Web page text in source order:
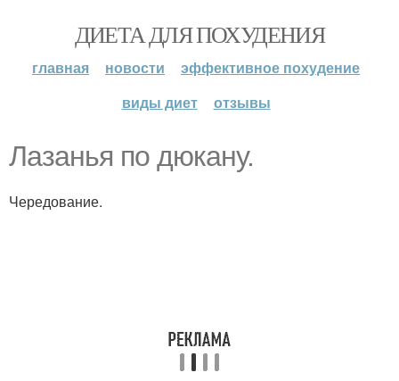
ДИЕТА ДЛЯ ПОХУДЕНИЯ
главная новости
эффективное похудение
виды диет
отзывы
Лазанья по дюкану.
Чередование.